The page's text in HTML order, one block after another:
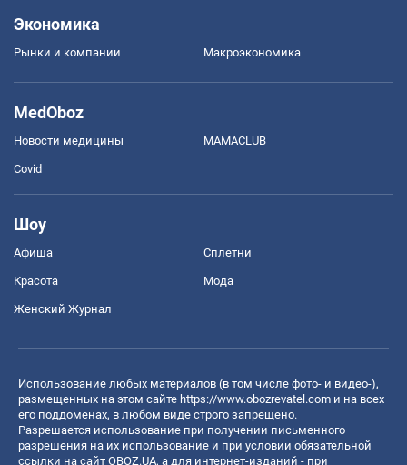
Экономика
Рынки и компании Mакроэкономика
MedOboz
Новости медицины MAMACLUB
Covid
Шоу
Афиша Сплетни
Красота Мода
Женский Журнал
Использование любых материалов (в том числе фото- и видео-),
размещенных на этом сайте https://www.obozrevatel.com и на всех
его поддоменах, в любом виде строго запрещено.
Разрешается использование при получении письменного
разрешения на их использование и при условии обязательной
ссылки на сайт OBOZ.UA, а для интернет-изданий - при